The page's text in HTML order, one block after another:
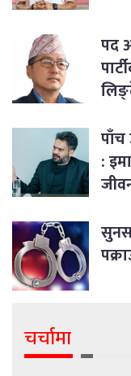
पद
पाँच
:
चर्चामा